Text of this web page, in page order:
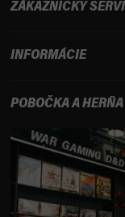
ZÁKAZNÍCKY
INFORMÁCIE
POBOČKA A